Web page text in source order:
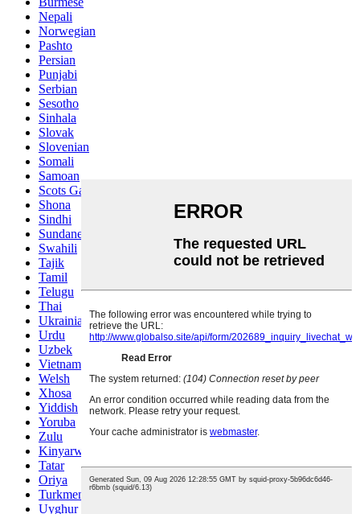
Nepali
Norwegian
Pashto
Persian
Punjabi
Serbian
Sesotho
Sinhala
Slovak
Slovenian
Somali
Samoan
Scots Gaelic
Shona
Sindhi
Sundanese
Swahili
Tajik
Tamil
Telugu
Thai
Ukrainian
Urdu
Uzbek
Vietnamese
Welsh
Xhosa
Yiddish
Yoruba
Zulu
Kinyarwanda
Tatar
Oriya
Turkmen
Uyghur